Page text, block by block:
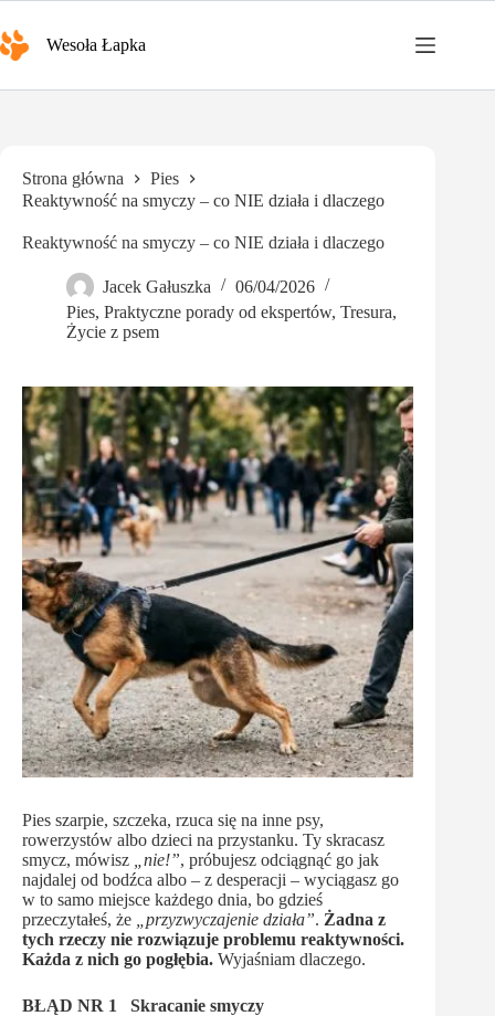
do
treści
Wesoła Łapka
Strona główna
Pies
Reaktywność na smyczy – co NIE działa i dlaczego
Reaktywność na smyczy – co NIE działa i dlaczego
Jacek Gałuszka
06/04/2026
Pies, Praktyczne porady od ekspertów, Tresura,
Życie z psem
Pies szarpie, szczeka, rzuca się na inne psy,
rowerzystów albo dzieci na przystanku. Ty skracasz
smycz, mówisz
„nie!”, próbujesz odciągnąć go jak
najdalej od bodźca albo – z desperacji – wyciągasz go
w to samo miejsce każdego dnia, bo gdzieś
przeczytałeś, że
„przyzwyczajenie działa”. Żadna z
tych rzeczy nie rozwiązuje problemu reaktywności.
Każda z nich go pogłębia. Wyjaśniam dlaczego.
BŁĄD NR 1 Skracanie smyczy